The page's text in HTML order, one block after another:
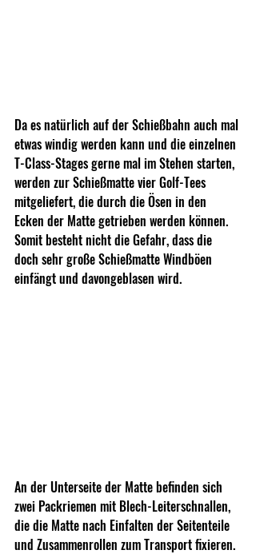
Da es natürlich auf der Schießbahn auch mal
etwas windig werden kann und die einzelnen
T-Class-Stages gerne mal im Stehen starten,
werden zur Schießmatte vier Golf-Tees
mitgeliefert, die durch die Ösen in den
Ecken der Matte getrieben werden können.
Somit besteht nicht die Gefahr, dass die
doch sehr große Schießmatte Windböen
einfängt und davongeblasen wird.
An der Unterseite der Matte befinden sich
zwei Packriemen mit Blech-Leiterschnallen,
die die Matte nach Einfalten der Seitenteile
und Zusammenrollen zum Transport fixieren.